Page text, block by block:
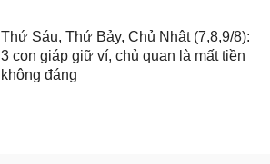
Thứ Sáu, Thứ Bảy, Chủ Nhật (7,8,9/8):
3 con giáp giữ ví, chủ quan là mất tiền
không đáng